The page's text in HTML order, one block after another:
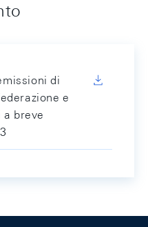
di
e
breve